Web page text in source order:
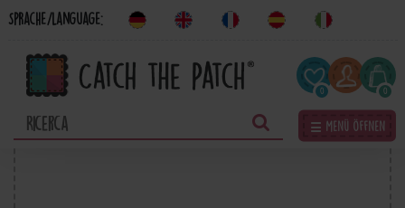
Sprache/Language:
0
☰ Menü öffnen